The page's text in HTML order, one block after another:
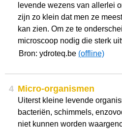
levende wezens van allerlei
zijn zo klein dat men ze
kan zien. Om ze te
microscoop nodig die sterk
Bron: ydroteq.be (offline)
4 Micro-organismen
Uiterst kleine levende
bacteriën, schimmels,
niet kunnen worden